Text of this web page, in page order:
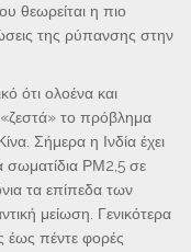
θεωρείται η πιο
της ρύπανσης στην
ότι ολοένα και
«ζεστά» το πρόβλημα
Σήμερα η Ινδία έχει
σωματίδια ΡΜ2,5 σε
τα επίπεδα των
μείωση. Γενικότερα
έως πέντε φορές